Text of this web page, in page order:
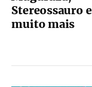
Stereossauro e
muito mais